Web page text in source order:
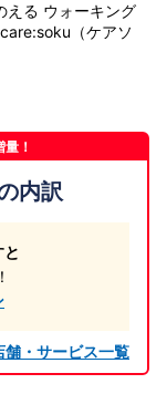
える ウォーキング
（ケアソ
！
内訳
舗・サービス一覧